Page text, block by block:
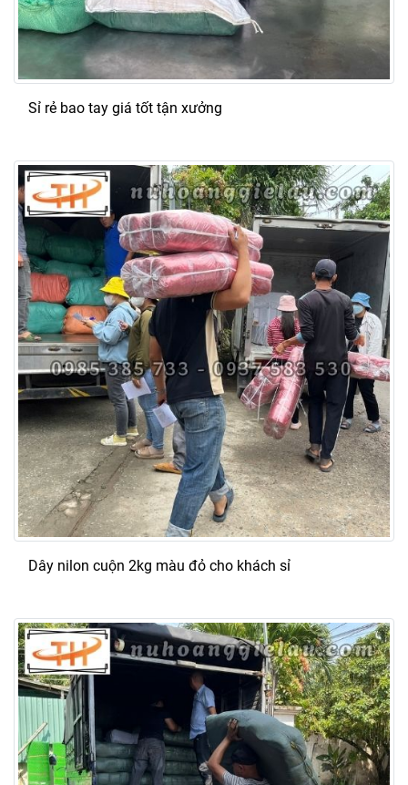
Sỉ rẻ bao tay giá tốt tận xưởng
Dây nilon cuộn 2kg màu đỏ cho khách sỉ